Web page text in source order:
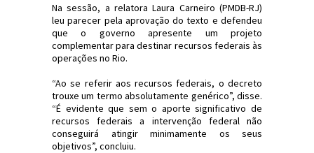
Na sessão, a relatora Laura Carneiro (PMDB-RJ)
leu parecer pela aprovação do texto e defendeu
que o governo apresente um projeto
complementar para destinar recursos federais às
operações no Rio.
“Ao se referir aos recursos federais, o decreto
trouxe um termo absolutamente genérico”, disse.
“É evidente que sem o aporte significativo de
recursos federais a intervenção federal não
conseguirá atingir minimamente os seus
objetivos”, concluiu.